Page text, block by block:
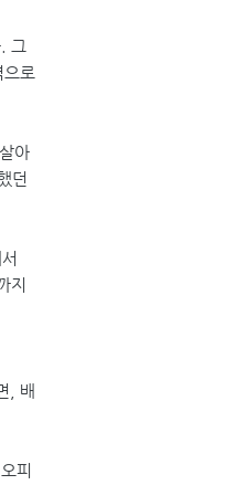
그
로
아
던
지
, 배
피